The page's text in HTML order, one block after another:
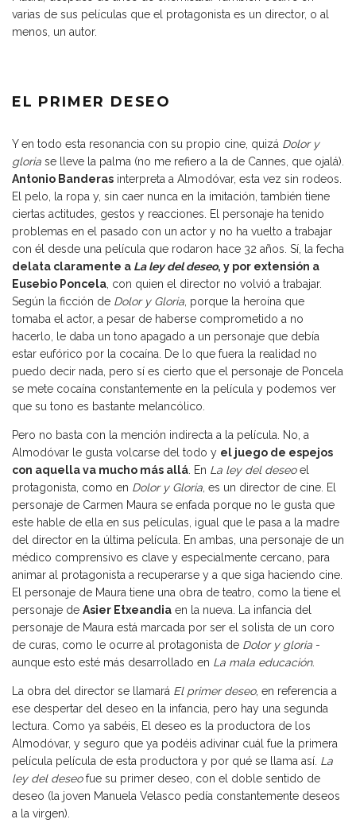
varias de sus películas que el protagonista es un director, o al
menos, un autor.
EL PRIMER DESEO
Y en todo esta resonancia con su propio cine, quizá Dolor y
gloria se lleve la palma (no me refiero a la de Cannes, que ojalá).
Antonio Banderas interpreta a Almodóvar, esta vez sin rodeos.
El pelo, la ropa y, sin caer nunca en la imitación, también tiene
ciertas actitudes, gestos y reacciones. El personaje ha tenido
problemas en el pasado con un actor y no ha vuelto a trabajar
con él desde una película que rodaron hace 32 años. Sí, la fecha
delata claramente a La ley del deseo, y por extensión a
Eusebio Poncela , con quien el director no volvió a trabajar.
Según la ficción de Dolor y Gloria , porque la heroína que
tomaba el actor, a pesar de haberse comprometido a no
hacerlo, le daba un tono apagado a un personaje que debía
estar eufórico por la cocaína. De lo que fuera la realidad no
puedo decir nada, pero sí es cierto que el personaje de Poncela
se mete cocaína constantemente en la película y podemos ver
que su tono es bastante melancólico.
Pero no basta con la mención indirecta a la película. No, a
Almodóvar le gusta volcarse del todo y el juego de espejos
con aquella va mucho más allá . En La ley del deseoel
protagonista, como en Dolor y Gloria , es un director de cine. El
personaje de Carmen Maura se enfada porque no le gusta que
este hable de ella en sus películas, igual que le pasa a la madre
del director en la última película. En ambas, una personaje de un
médico comprensivo es clave y especialmente cercano, para
animar al protagonista a recuperarse y a que siga haciendo cine.
El personaje de Maura tiene una obra de teatro, como la tiene el
personaje de Asier Etxeandia en la nueva. La infancia del
personaje de Maura está marcada por ser el solista de un coro
de curas, como le ocurre al protagonista de Dolor y gloria -
aunque esto esté más desarrollado en La mala educación.
La obra del director se llamará El primer deseo, en referencia a
ese despertar del deseo en la infancia, pero hay una segunda
lectura. Como ya sabéis, El deseo es la productora de los
Almodóvar, y seguro que ya podéis adivinar cuál fue la primera
película película de esta productora y por qué se llama así. La
ley del deseofue su primer deseo, con el doble sentido de
deseo (la joven Manuela Velasco pedía constantemente deseos
a la virgen).